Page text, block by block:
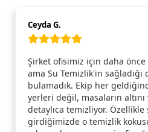
Ceyda G.
Şirket ofisimiz için daha önce
ama Su Temizlik'in
bulamadık. Ekip her
yerleri değil, masaların
detaylıca temizliyor. Özellikle
girdiğimizde o temizlik